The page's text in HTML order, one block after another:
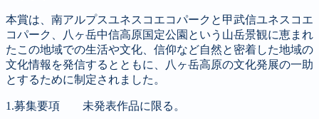
本賞は、南アルプスユネスコエコパークと甲武信ユネスコエ
コパーク、八ヶ岳中信高原国定公園という山岳景観に恵まれ
たこの地域での生活や文化、信仰など自然と密着した地域の
文化情報を発信するとともに、八ヶ岳高原の文化発展の一助
とするために制定されました。
1.募集要項 未発表作品に限る。